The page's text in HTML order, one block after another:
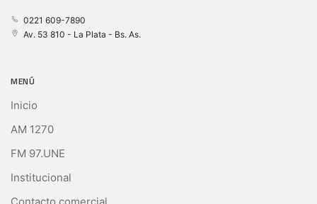
0221 609-7890
Av. 53 810 - La Plata - Bs. As.
MENÚ
Inicio
AM 1270
FM 97.UNE
Institucional